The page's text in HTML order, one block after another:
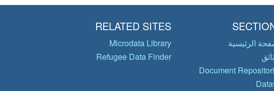
الرئيسية
Document
RELATED SITES
Microdata Library
Refugee Data Finder